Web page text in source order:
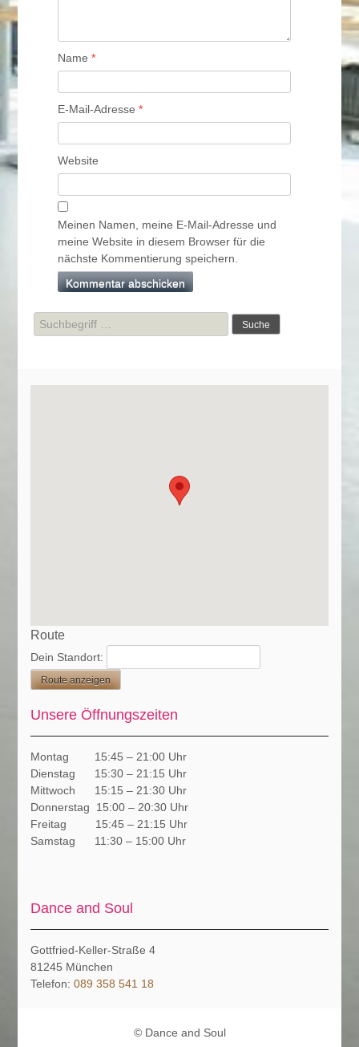
Name*
E-Mail-Adresse*
Website
Meinen Namen, meine E-Mail-Adresse und
meine Website in diesem Browser für die
nächste Kommentierung speichern.
Suche
nach:
Route
Dein Standort:
Unsere Öffnungszeiten
Montag 15:45 – 21:00 Uhr
Dienstag 15:30 – 21:15 Uhr
Mittwoch 15:15 – 21:30 Uhr
Donnerstag 15:00 – 20:30 Uhr
Freitag 15:45 – 21:15 Uhr
Samstag 11:30 – 15:00 Uhr
Dance and Soul
Gottfried-Keller-Straße 4
81245 München
Telefon:089 358 541 18
© Dance and Soul